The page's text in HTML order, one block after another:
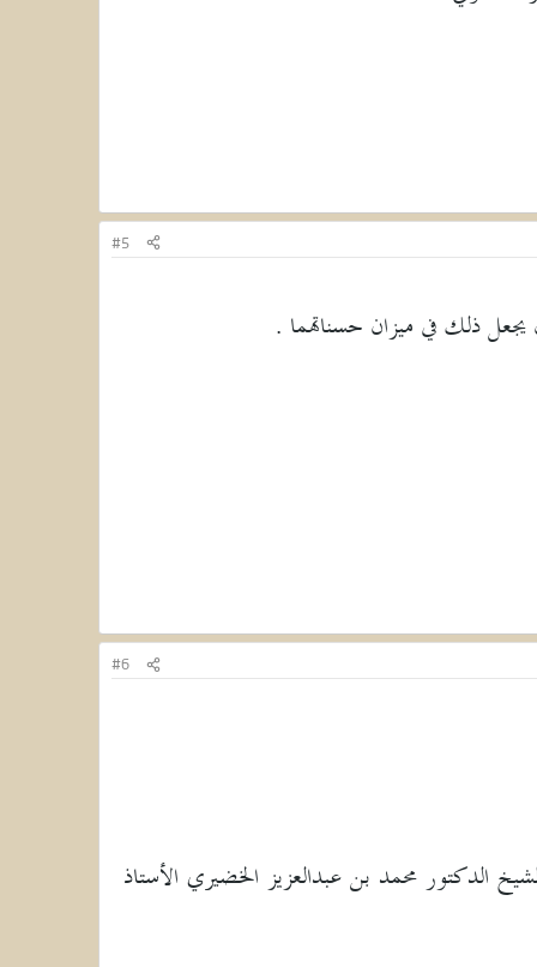
#5
يجعل ذلك في ميزان حسناتهما .
#6
يوم السبت 13 رمضان 1432هـ هو فضيلة الشيخ الدكتور محمد بن عبدالعزيز الخضيري الأستاذ